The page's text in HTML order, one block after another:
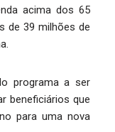
acima dos 65
de 39 milhões de
programa a ser
beneficiários que
para uma nova